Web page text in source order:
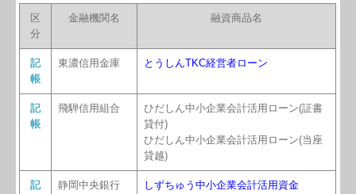
区
分
金融機関名 融資商品名
記
帳
東濃信用金庫 とうしんTKC経営者ローン
記
帳
飛騨信用組合
ひだしん中小企業会計活用ローン(証書
貸付)
ひだしん中小企業会計活用ローン(当座
貸越)
記
静岡中央銀行 しずちゅう中小企業会計活用資金